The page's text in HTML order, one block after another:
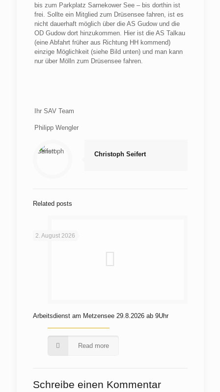
bis zum Parkplatz Sarnekower See – bis dorthin ist
frei. Sollte ein Mitglied zum Drüsensee fahren, ist es
nicht dauerhaft möglich über die AS Gudow und die
OD Gudow dort hinzukommen. Hier ist die AS Talkau
(eine Abfahrt früher aus Richtung HH kommend)
einzige Möglichkeit (siehe Bild unten) und man kann
nur über Mölln zum Drüsensee fahren.
Ihr SAV Team
Philipp Wengler
Christoph Seifert
Related posts
2. August 2026
Arbeitsdienst am Metzensee 29.8.2026 ab 9Uhr
Read more
Schreibe einen Kommentar